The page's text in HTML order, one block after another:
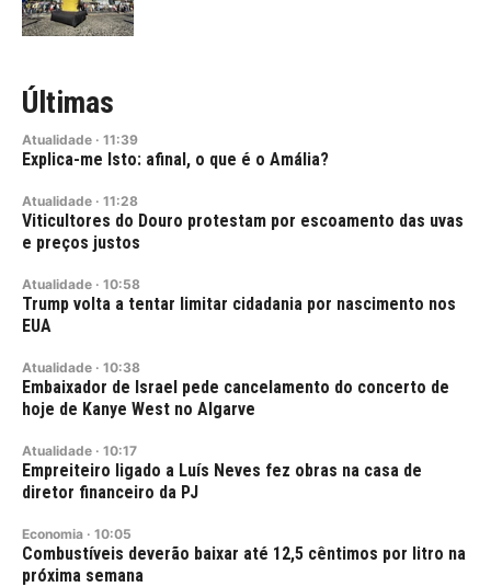
Últimas
Atualidade · 11:39
Explica-me Isto: afinal, o que é o Amália?
Atualidade · 11:28
Viticultores do Douro protestam por escoamento das uvas
e preços justos
Atualidade · 10:58
Trump volta a tentar limitar cidadania por nascimento nos
EUA
Atualidade · 10:38
Embaixador de Israel pede cancelamento do concerto de
hoje de Kanye West no Algarve
Atualidade · 10:17
Empreiteiro ligado a Luís Neves fez obras na casa de
diretor financeiro da PJ
Economia · 10:05
Combustíveis deverão baixar até 12,5 cêntimos por litro na
próxima semana